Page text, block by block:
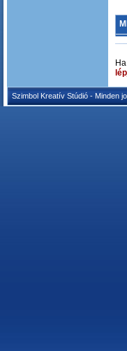
Szimbol Kreatív Stúdió - Minden